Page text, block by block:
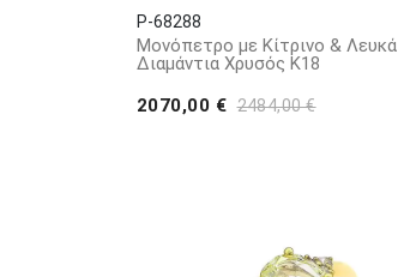
P-68288
Μονόπετρο με Κίτρινο & Λευκά
Διαμάντια Χρυσός Κ18
2070,00 € 2484,00 €